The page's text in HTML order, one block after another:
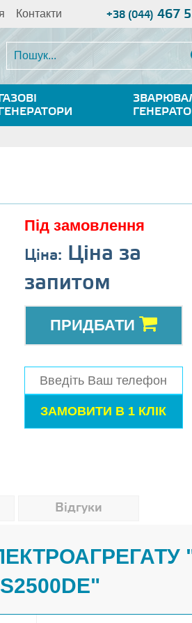
Контакти +38 (044) 467
Під замовлення
Ціна: Ціна за
запитом
ПРИДБАТИ
Відгуки